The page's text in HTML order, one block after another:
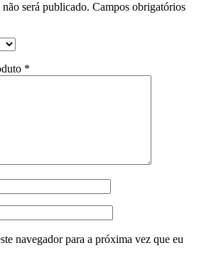
será publicado. Campos obrigatórios
*
navegador para a próxima vez que eu